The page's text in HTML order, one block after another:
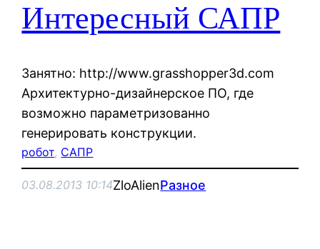
Интересный САПР
Занятно: http://www.grasshopper3d.com
Архитектурно-дизайнерское ПО, где
возможно параметризованно
генерировать конструкции.
робот, САПР
03.08.2013 10:14ZloAlienРазное